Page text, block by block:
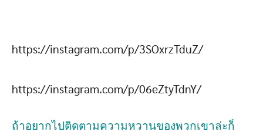
https://instagram.com/p/3SOxrzTduZ/
https://instagram.com/p/06eZtyTdnY/
ถ้าอยากไปติดตามความหวานของพวกเขาล่ะก็